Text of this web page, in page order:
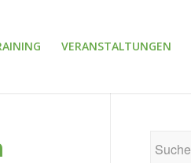
VERANSTALTUNGEN